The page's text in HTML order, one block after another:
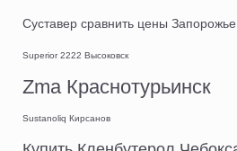
Суставер сравнить цены Запорожье
Superior 2222 Высоковск
Zma Краснотурьинск
Sustanoliq Кирсанов